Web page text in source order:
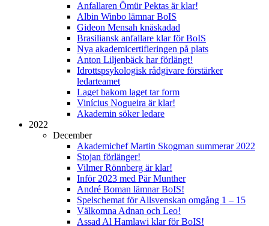
Anfallaren Ömür Pektas är klar!
Albin Winbo lämnar BoIS
Gideon Mensah knäskadad
Brasiliansk anfallare klar för BoIS
Nya akademicertifieringen på plats
Anton Liljenbäck har förlängt!
Idrottspsykologisk rådgivare förstärker
ledarteamet
Laget bakom laget tar form
Vinícius Nogueira är klar!
Akademin söker ledare
2022
December
Akademichef Martin Skogman summerar 2022
Stojan förlänger!
Vilmer Rönnberg är klar!
Inför 2023 med Pär Munther
André Boman lämnar BoIS!
Spelschemat för Allsvenskan omgång 1 – 15
Välkomna Adnan och Leo!
Assad Al Hamlawi klar för BoIS!